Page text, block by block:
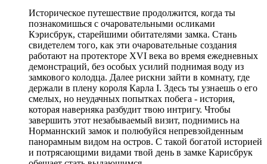
Историческое путешествие продолжится, когда ты
познакомишься с очаровательными осликами
Кэрисбрук, старейшими обитателями замка. Стань
свидетелем того, как эти очаровательные создания
работают на протекторе XVI века во время ежедневных
демонстраций, без особых усилий поднимая воду из
замкового колодца. Далее рискни зайти в комнату, где
держали в плену короля Карла I. Здесь ты узнаешь о его
смелых, но неудачных попытках побега - история,
которая наверняка разбудит твою интригу. Чтобы
завершить этот незабываемый визит, поднимись на
Норманнский замок и полюбуйся непревзойденным
панорамным видом на остров. С такой богатой историей
и потрясающими видами твой день в замке Карисбрук